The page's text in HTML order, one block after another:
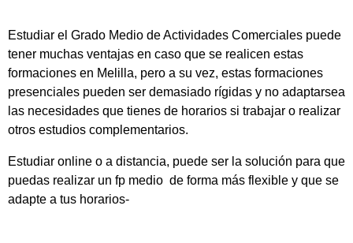
Estudiar el Grado Medio de Actividades Comerciales puede
tener muchas ventajas en caso que se realicen estas
formaciones en Melilla, pero a su vez, estas formaciones
presenciales pueden ser demasiado rígidas y no adaptarsea
las necesidades que tienes de horarios si trabajar o realizar
otros estudios complementarios.
Estudiar online o a distancia, puede ser la solución para que
puedas realizar un fp medio de forma más flexible y que se
adapte a tus horarios-